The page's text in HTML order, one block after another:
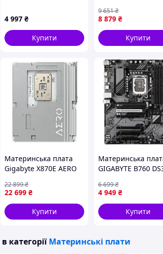
(90MB1EF0-M1EAY0)
4 997 ₴
Купити
GAMING WIFI -
на ZaGrosh.com.ua
8 879 ₴
9 651₴
Купити
Материнська плата
Gigabyte X870E AERO
22 699 ₴
22 899₴
Купити
Материнська
GIGABYTE B760
sh)
4 949 ₴
6 699₴
Купити
в категорії Материнські плати